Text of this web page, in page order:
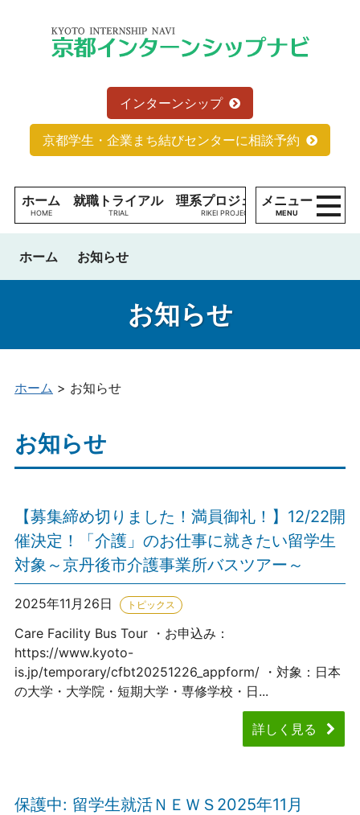
ナビゲーションへ
ホームへ
プ
ナ
ビ
現
役
の
タ
ー
ッ
プ
情
報
総
サ
イ
ト
インターンシップ
京都学生・企業まち結びセンターに相談予約
ホーム 就職トライアル 理系プロジェクト 学生の方へ
メニュー
MENU
理系プロジェクトとは
イベント情報
ホーム お知らせ
お知らせ
ホーム > お知らせ
お知らせ
【募集締め切りました！満員御礼！】12/22開
催決定！「介護」のお仕事に就きたい留学生
対象～京丹後市介護事業所バスツアー～
2025年11月26日 トピックス
Care Facility Bus Tour ・お申込み：
https://www.kyoto-
is.jp/temporary/cfbt20251226_appform/ ・対象：日本
の大学・大学院・短期大学・専修学校・日...
詳しく見る
保護中: 留学生就活ＮＥＷＳ2025年11月